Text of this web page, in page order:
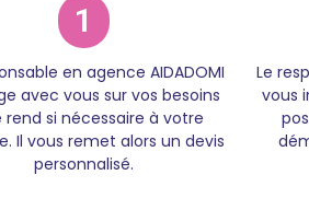
1
en agence AIDADOMI
avec vous sur vos besoins
rend si nécessaire à votre
Il vous remet alors un devis
personnalisé.
Le
vous